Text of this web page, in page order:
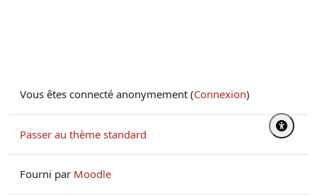
Vous êtes connecté anonymement (Connexion)
Passer au thème standard
Fourni par Moodle